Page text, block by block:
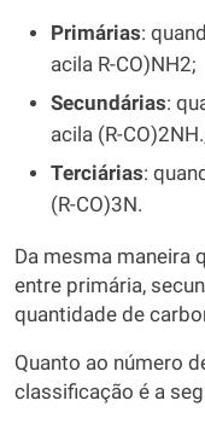
Primárias:
acila R-CO)NH2;
Secundárias:
acila (R-
Terciárias:
(R-CO)3N.
Da mesma maneira
entre primária,
quantidade de
Quanto ao número
classificação é a